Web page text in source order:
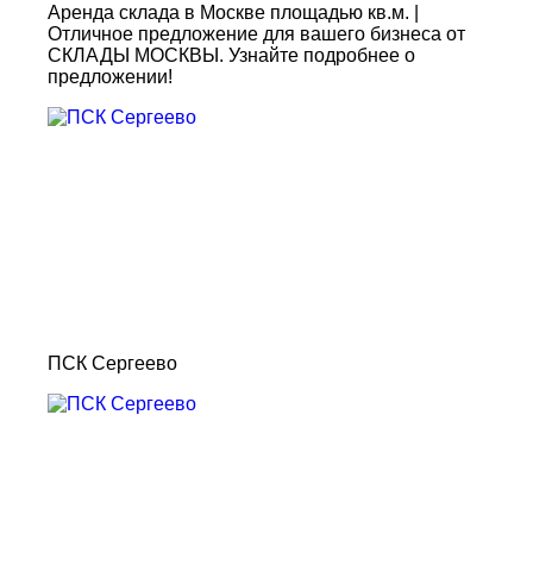
Аренда склада в Москве площадью кв.м. |
Отличное предложение для вашего бизнеса от
СКЛАДЫ МОСКВЫ. Узнайте подробнее о
предложении!
ПСК Сергеево